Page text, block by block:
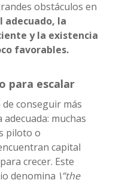
obstáculos en
la
y la existencia
favorables.
para escalar
conseguir más
muchas
piloto o
capital
crecer. Este
denomina \”the